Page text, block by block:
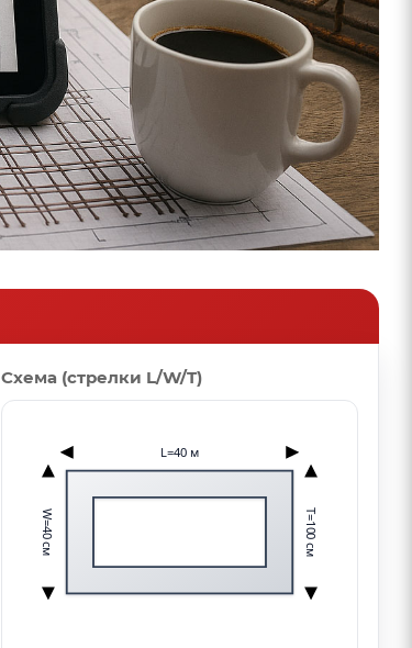
Схема (стрелки L/W/T)
L=40 м
W=40 см T=100 см